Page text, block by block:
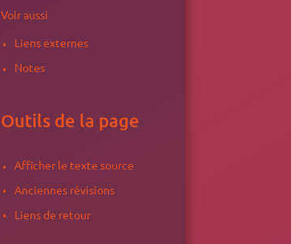
Voir aussi
Liens externes
Notes
Outils de la page
Afficher le texte source
Anciennes révisions
Liens de retour